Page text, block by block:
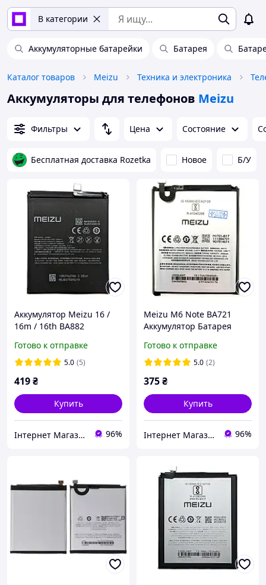
В категории
Аккумуляторные батарейки Батарея
Каталог товаров Meizu Техника и электроника
Аккумуляторы для телефонов Meizu
Фильтры Цена Состояние
Бесплатная доставка Rozetka Новое Б/У
Аккумулятор Meizu 16 /
16m / 16th BA882
Готово к отправке
5.0 (5)
419₴
Купить
Інтернет Магазин "max-it.com.ua" 96%
Meizu M6 Note BA721
Аккумулятор Батарея
Готово к отправке
5.0 (2)
375₴
Купить
Інтернет Магазин "max-it.com.ua" 96%